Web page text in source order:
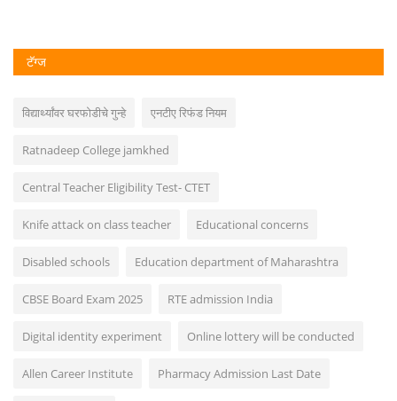
टॅग्ज
विद्यार्थ्यांवर घरफोडीचे गुन्हे एनटीए रिफंड नियम
Ratnadeep College jamkhed
Central Teacher Eligibility Test- CTET
Knife attack on class teacher Educational concerns
Disabled schools Education department of Maharashtra
CBSE Board Exam 2025 RTE admission India
Digital identity experiment Online lottery will be conducted
Allen Career Institute Pharmacy Admission Last Date